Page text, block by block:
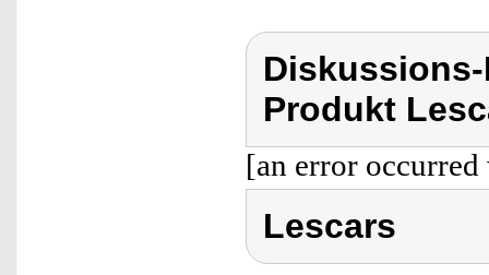
Produkt
[an error
Lescars